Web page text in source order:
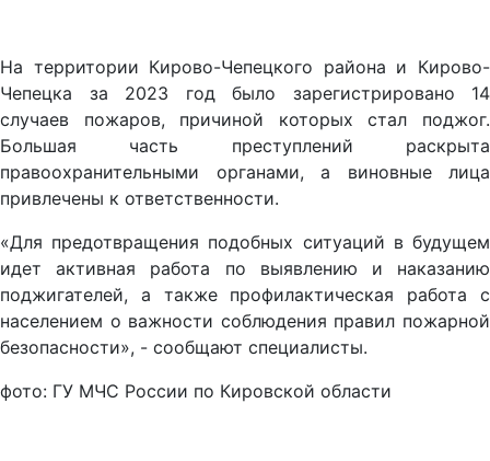
На территории Кирово-Чепецкого района и Кирово-
Чепецка за 2023 год было зарегистрировано 14
случаев пожаров, причиной которых стал поджог.
Большая часть преступлений раскрыта
правоохранительными органами, а виновные лица
привлечены к ответственности.
«Для предотвращения подобных ситуаций в будущем
идет активная работа по выявлению и наказанию
поджигателей, а также профилактическая работа с
населением о важности соблюдения правил пожарной
безопасности», - сообщают специалисты.
фото: ГУ МЧС России по Кировской области